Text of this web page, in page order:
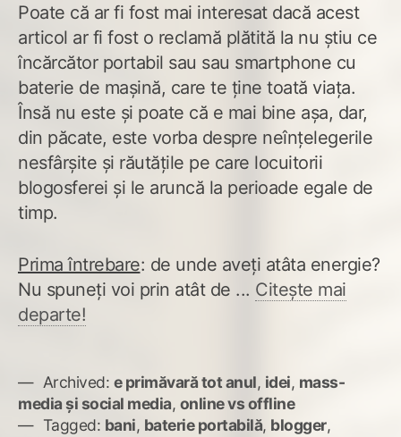
Poate că ar fi fost mai interesat dacă acest
articol ar fi fost o reclamă plătită la nu știu ce
încărcător portabil sau sau smartphone cu
baterie de mașină, care te ține toată viața.
Însă nu este și poate că e mai bine așa, dar,
din păcate, este vorba despre neînțelegerile
nesfârșite și răutățile pe care locuitorii
blogosferei și le aruncă la perioade egale de
timp.
Prima întrebare: de unde aveți atâta energie?
Nu spuneți voi prin atât de ... Citește mai
departe!
Archived: e primăvară tot anul, idei, mass-
media și social media, online vs offline
Tagged: bani, baterie portabilă, blogger,